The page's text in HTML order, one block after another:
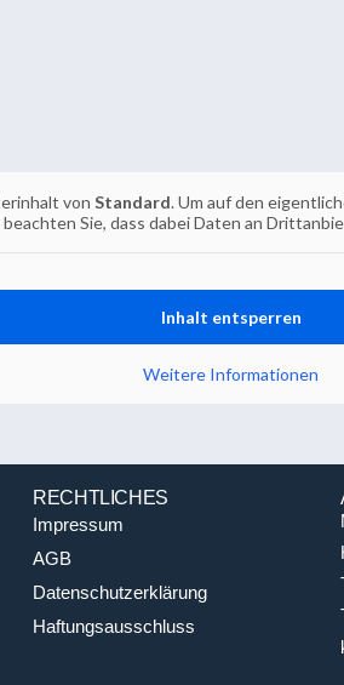
vonStandard. Um auf den
Sie, dass dabei Daten an
Inhalt entsperren
Weitere Informationen
RECHTLICHES
Impressum
AGB
Datenschutzerklärung
Haftungsausschluss